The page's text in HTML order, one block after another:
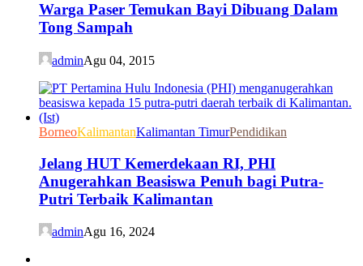
Warga Paser Temukan Bayi Dibuang Dalam
Tong Sampah
adminAgu 04, 2015
BorneoKalimantanKalimantan TimurPendidikan
Jelang HUT Kemerdekaan RI, PHI
Anugerahkan Beasiswa Penuh bagi Putra-
Putri Terbaik Kalimantan
adminAgu 16, 2024